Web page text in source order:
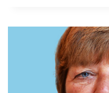
ONGELIJKHEID?